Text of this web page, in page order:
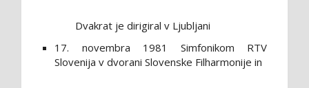
Dvakrat je dirigiral v Ljubljani
17. novembra 1981 Simfonikom RTV
Slovenija v dvorani Slovenske Filharmonije in